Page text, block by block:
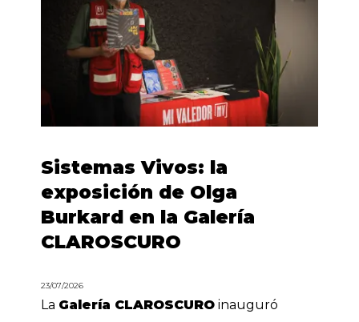
Sistemas Vivos: la
exposición de Olga
Burkard en la Galería
CLAROSCURO
23/07/2026
La Galería CLAROSCURO inauguró